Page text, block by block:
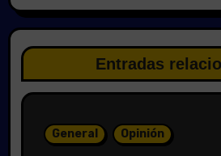
Entradas
General Opinión